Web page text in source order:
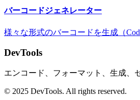
バーコードジェネレーター
様々な形式のバーコードを生成（
DevTools
エンコード、フォーマット、生成、
© 2025 DevTools. All rights reserved.